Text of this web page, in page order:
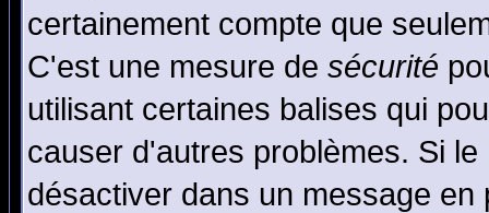
certainement compte que
C'est une mesure de sécurité
utilisant certaines balises qui
causer d'autres problèmes. Si
désactiver dans un message